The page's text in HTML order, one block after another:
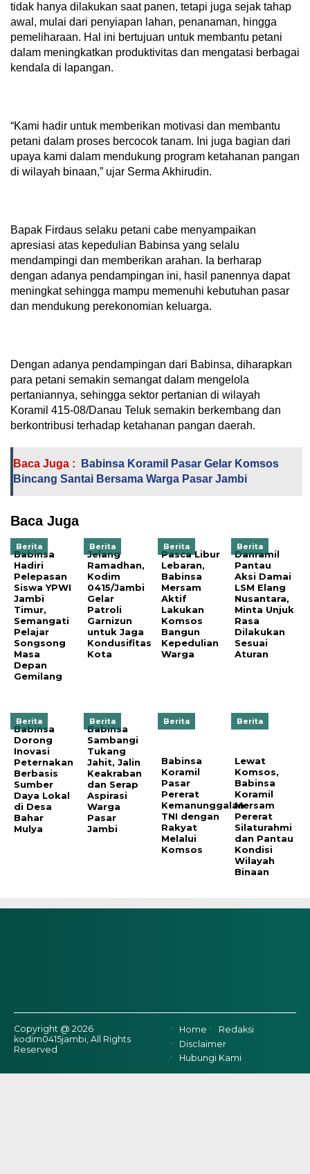
tidak hanya dilakukan saat panen, tetapi juga sejak tahap
awal, mulai dari penyiapan lahan, penanaman, hingga
pemeliharaan. Hal ini bertujuan untuk membantu petani
dalam meningkatkan produktivitas dan mengatasi berbagai
kendala di lapangan.
“Kami hadir untuk memberikan motivasi dan membantu
petani dalam proses bercocok tanam. Ini juga bagian dari
upaya kami dalam mendukung program ketahanan pangan
di wilayah binaan,” ujar Serma Akhirudin.
Bapak Firdaus selaku petani cabe menyampaikan
apresiasi atas kepedulian Babinsa yang selalu
mendampingi dan memberikan arahan. Ia berharap
dengan adanya pendampingan ini, hasil panennya dapat
meningkat sehingga mampu memenuhi kebutuhan pasar
dan mendukung perekonomian keluarga.
Dengan adanya pendampingan dari Babinsa, diharapkan
para petani semakin semangat dalam mengelola
pertaniannya, sehingga sektor pertanian di wilayah
Koramil 415-08/Danau Teluk semakin berkembang dan
berkontribusi terhadap ketahanan pangan daerah.
Baca Juga :
Babinsa Koramil Pasar Gelar Komsos
Bincang Santai Bersama Warga Pasar Jambi
Baca Juga
Berita
Babinsa
Hadiri
Pelepasan
Siswa YPWI
Jambi
Timur,
Semangati
Pelajar
Songsong
Masa
Depan
Gemilang
Berita
Jelang
Ramadhan,
Kodim
0415/Jambi
Gelar
Patroli
Garnizun
untuk Jaga
Kondusifitas
Kota
Berita
Pasca Libur
Lebaran,
Babinsa
Mersam
Aktif
Lakukan
Komsos
Bangun
Kepedulian
Warga
Berita
Danramil
Pantau
Aksi Damai
LSM Elang
Nusantara,
Minta Unjuk
Rasa
Dilakukan
Sesuai
Aturan
Berita
Babinsa
Dorong
Inovasi
Peternakan
Berbasis
Sumber
Daya Lokal
di Desa
Bahar
Mulya
Berita
Babinsa
Sambangi
Tukang
Jahit, Jalin
Keakraban
dan Serap
Aspirasi
Warga
Pasar
Jambi
Berita
Babinsa
Koramil
Pasar
Pererat
Kemanunggalan
TNI dengan
Rakyat
Melalui
Komsos
Berita
Lewat
Komsos,
Babinsa
Koramil
Mersam
Pererat
Silaturahmi
dan Pantau
Kondisi
Wilayah
Binaan
Copyright @ 2026
kodim0415jambi, All Rights
Reserved
Home
Redaksi
Disclaimer
Hubungi Kami